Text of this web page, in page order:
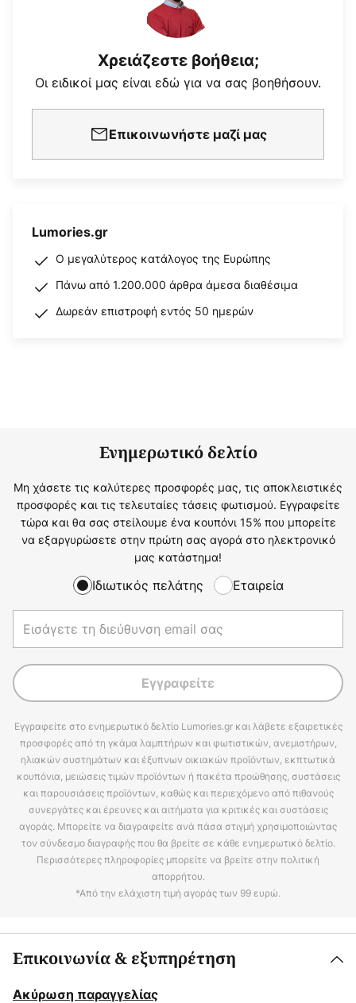
Χρειάζεστε βοήθεια;
Οι ειδικοί μας είναι εδώ για να σας βοηθήσουν.
Επικοινωνήστε μαζί μας
Lumories.gr
Ο μεγαλύτερος κατάλογος της Ευρώπης
Πάνω από 1.200.000 άρθρα άμεσα διαθέσιμα
Δωρεάν επιστροφή εντός 50 ημερών
Ενημερωτικό δελτίο
Μη χάσετε τις καλύτερες προσφορές μας, τις αποκλειστικές
προσφορές και τις τελευταίες τάσεις φωτισμού. Εγγραφείτε
τώρα και θα σας στείλουμε ένα κουπόνι 15% που μπορείτε
να εξαργυρώσετε στην πρώτη σας αγορά στο ηλεκτρονικό
μας κατάστημα!
Ιδιωτικός πελάτης Εταιρεία
Εγγραφείτε
Εγγραφείτε στο ενημερωτικό δελτίο Lumories.gr και λάβετε εξαιρετικές
προσφορές από τη γκάμα λαμπτήρων και φωτιστικών, ανεμιστήρων,
ηλιακών συστημάτων και έξυπνων οικιακών προϊόντων, εκπτωτικά
κουπόνια, μειώσεις τιμών προϊόντων ή πακέτα προώθησης, συστάσεις
και παρουσιάσεις προϊόντων, καθώς και περιεχόμενο από πιθανούς
συνεργάτες και έρευνες και αιτήματα για κριτικές και συστάσεις
αγοράς. Μπορείτε να διαγραφείτε ανά πάσα στιγμή χρησιμοποιώντας
τον σύνδεσμο διαγραφής που θα βρείτε σε κάθε ενημερωτικό δελτίο.
Περισσότερες πληροφορίες μπορείτε να βρείτε στην πολιτική
απορρήτου.
*Από την ελάχιστη τιμή αγοράς των 99 ευρώ.
Επικοινωνία & εξυπηρέτηση
Ακύρωση παραγγελίας